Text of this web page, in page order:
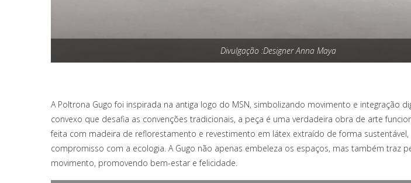
Divulgação :Designer Anna Maya
A Poltrona Gugo foi inspirada na antiga logo do MSN, simbolizando movimento e integração
convexo que desafia as convenções tradicionais, a peça é uma verdadeira obra de arte
feita com madeira de reflorestamento e revestimento em látex extraído de forma sustentável,
compromisso com a ecologia. A Gugo não apenas embeleza os espaços, mas também traz
movimento, promovendo bem-estar e felicidade.